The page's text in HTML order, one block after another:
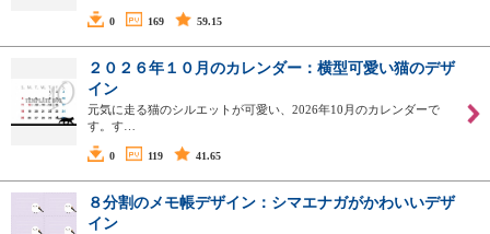
0 169 59.15
２０２６年１０月のカレンダー：横型可愛い猫のデザ
イン
元気に走る猫のシルエットが可愛い、2026年10月のカレンダーで
す。す…
0 119 41.65
８分割のメモ帳デザイン：シマエナガがかわいいデザ
イン